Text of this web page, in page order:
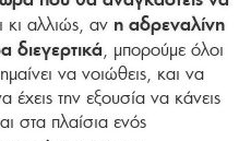
κι αλλιώς, αν η αδρεναλίνη
διεγερτικά, μπορούμε όλοι
να νοιώθεις, και να
την εξουσία να κάνεις
στα πλαίσια ενός